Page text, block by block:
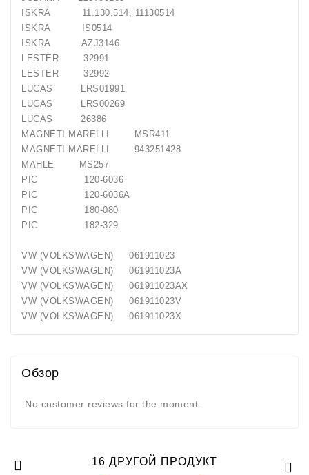
Generatorių
Remontas
Starterių
Remontas
ISKRA 11.130.514, 11130514
ISKRA IS0514
ISKRA AZJ3146
LESTER 32991
LESTER 32992
LUCAS LRS01991
LUCAS LRS00269
LUCAS 26386
MAGNETI MARELLI MSR411
MAGNETI MARELLI 943251428
MAHLE MS257
PIC 120-6036
PIC 120-6036A
PIC 180-080
PIC 182-329
VW (VOLKSWAGEN) 061911023
VW (VOLKSWAGEN) 061911023A
VW (VOLKSWAGEN) 061911023AX
VW (VOLKSWAGEN) 061911023V
VW (VOLKSWAGEN) 061911023X
Обзор
No customer reviews for the moment.
16 ДРУГОЙ ПРОДУКТ